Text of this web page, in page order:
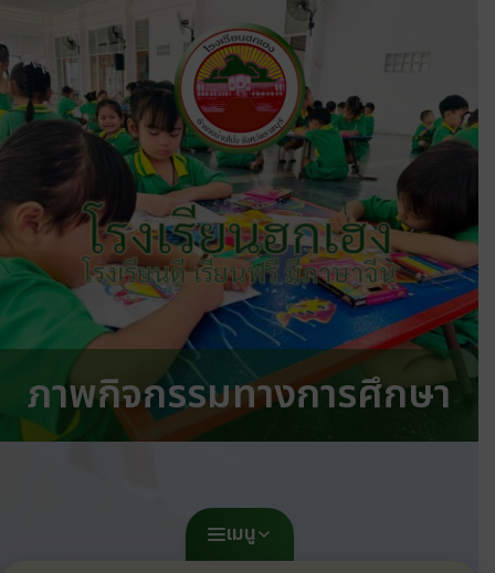
โรงเรียนฮกเฮง
โรงเรียนดี เรียนฟรี มีภาษาจีน
ภาพกิจกรรมทางการศึกษา
เมนู